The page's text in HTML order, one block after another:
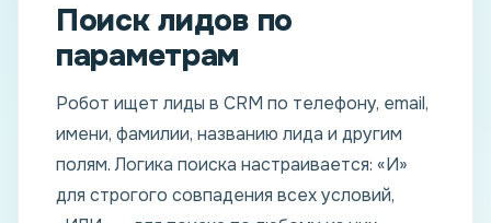
Поиск лидов по
параметрам
Робот ищет лиды в CRM по телефону, email,
имени, фамилии, названию лида и другим
полям. Логика поиска настраивается: «И»
для строгого совпадения всех условий,